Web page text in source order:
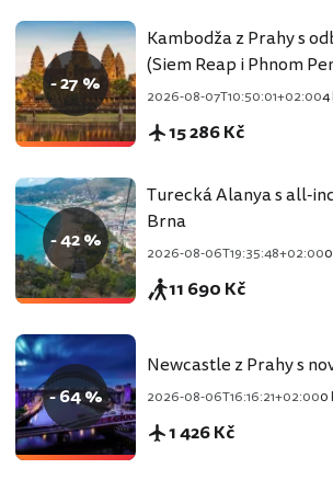
- 27 %
Kambodža z Prahy s
(Siem Reap i Phnom
2026-08-07T10:50:01+02:004
15 286 Kč
- 42 %
Turecká Alanya s all-
Brna
2026-08-06T19:35:48+02:00
11 690 Kč
- 64 %
Newcastle z Prahy s
2026-08-06T16:16:21+02:000
1 426 Kč